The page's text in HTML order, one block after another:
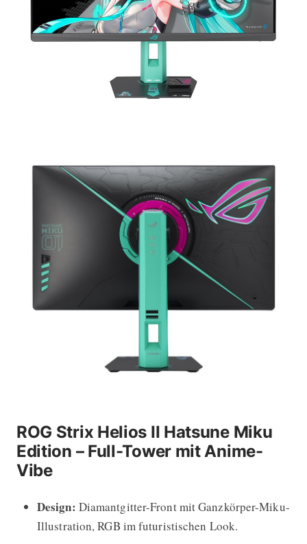
ROG Strix Helios II Hatsune Miku
Edition – Full-Tower mit Anime-
Vibe
Design: Diamantgitter-Front mit Ganzkörper-Miku-
Illustration, RGB im futuristischen Look.